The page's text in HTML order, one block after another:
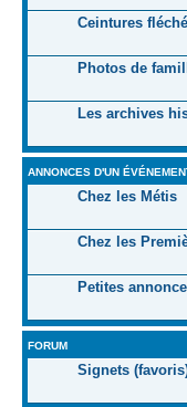
Ceintures
Photos de
Les archives
ANNONCES D'UN
Chez les Métis
Chez les
Petites
FORUM
Signets